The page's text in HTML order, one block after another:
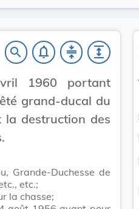
search notifications_none compress expand
1960 portant
grand-ducal du
destruction des
Grande-Duchesse de
etc.;
la chasse;